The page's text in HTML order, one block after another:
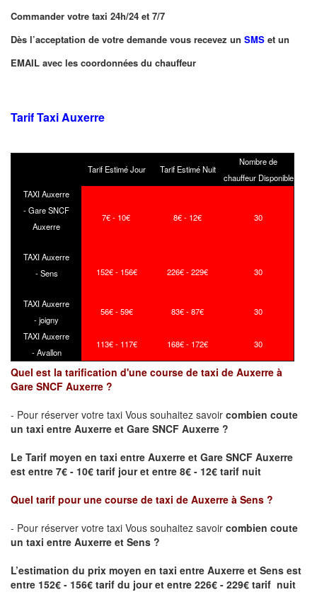
Commander votre taxi 24h/24 et 7/7
Dès l’acceptation de votre demande vous recevez un SMS et un
EMAIL avec les coordonnées du chauffeur
Tarif Taxi Auxerre
Tarif Estimé Jour Tarif Estimé Nuit
Nombre de
chauffeur Disponible
TAXI Auxerre
- Gare SNCF
Auxerre
7€ - 10€ 8€ - 12€ 30
TAXI Auxerre
- Sens
152€ - 156€ 226€ - 229€ 30
TAXI Auxerre
- joigny
56€ - 59€ 83€ - 87€ 30
TAXI Auxerre
- Avallon
113€ - 117€ 168€ - 172€ 30
Quel est la tarification d'une course de taxi de Auxerre à
Gare SNCF Auxerre ?
- Pour réserver votre taxi Vous souhaitez savoir combien coute
un taxi entre Auxerre et Gare SNCF Auxerre ?
Le Tarif moyen en taxi entre Auxerre et Gare SNCF Auxerre
est entre 7€ - 10€ tarif jour et entre 8€ - 12€ tarif nuit
Quel tarif pour une course de taxi de Auxerre à Sens ?
- Pour réserver votre taxi Vous souhaitez savoir combien coute
un taxi entre Auxerre et Sens ?
L’estimation du prix moyen en taxi entre Auxerre et Sens est
entre 152€ - 156€ tarif du jour et entre 226€ - 229€ tarif nuit